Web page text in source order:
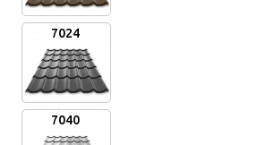
7024
7040